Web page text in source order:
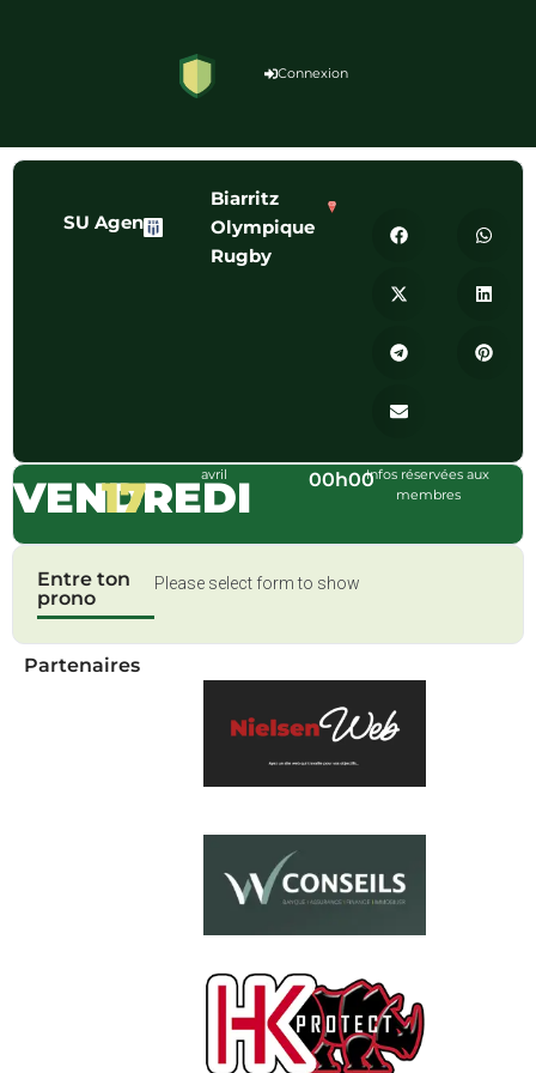
Connexion
SU Agen
Biarritz
Olympique
Rugby
VENDREDI
17 avril 00h00Infos réservées aux
membres
Entre ton
prono
Please select form to show
Partenaires